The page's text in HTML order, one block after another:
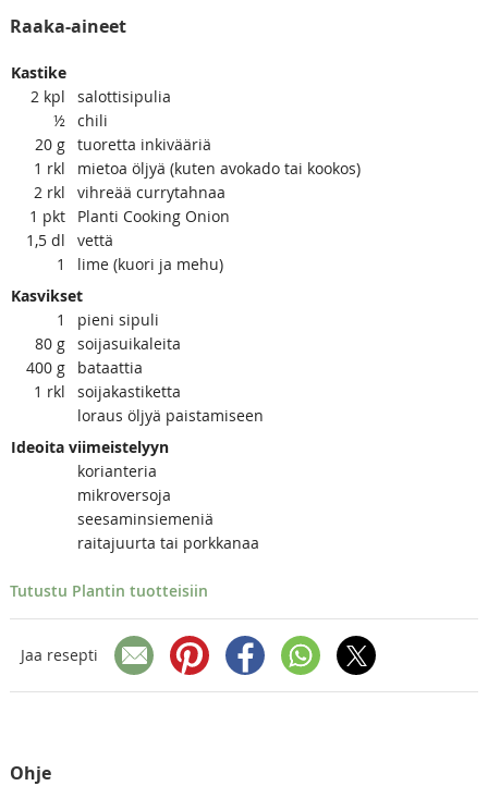
Raaka-aineet
Kastike
2 kpl
salottisipulia
½ chili
20 g tuoretta inkivääriä
1 rkl
mietoa öljyä (kuten avokado tai kookos)
2 rkl
vihreää currytahnaa
1 pkt
Planti Cooking Onion
1,5 dl
vettä
1
lime (kuori ja mehu)
Kasvikset
1
pieni sipuli
80 g soijasuikaleita
400 g
bataattia
1 rkl
soijakastiketta
loraus öljyä paistamiseen
Ideoita viimeistelyyn
korianteria
mikroversoja
seesaminsiemeniä
raitajuurta tai porkkanaa
Tutustu Plantin tuotteisiin
Jaa resepti
Ohje